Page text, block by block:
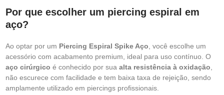
Por que escolher um piercing espiral em
aço?
Ao optar por um Piercing Espiral Spike Aço , você escolhe um
acessório com acabamento premium, ideal para uso contínuo. O
aço cirúrgico é conhecido por sua alta resistência à oxidação
não escurece com facilidade e tem baixa taxa de rejeição, sendo
amplamente utilizado em piercings profissionais.